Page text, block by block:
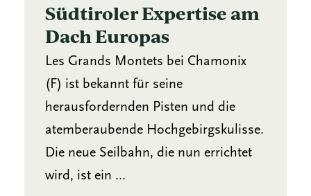
Südtiroler Expertise am
Dach Europas
Les Grands Montets bei Chamonix
(F) ist bekannt für seine
herausfordernden Pisten und die
atemberaubende Hochgebirgskulisse.
Die neue Seilbahn, die nun errichtet
wird, ist ein ...